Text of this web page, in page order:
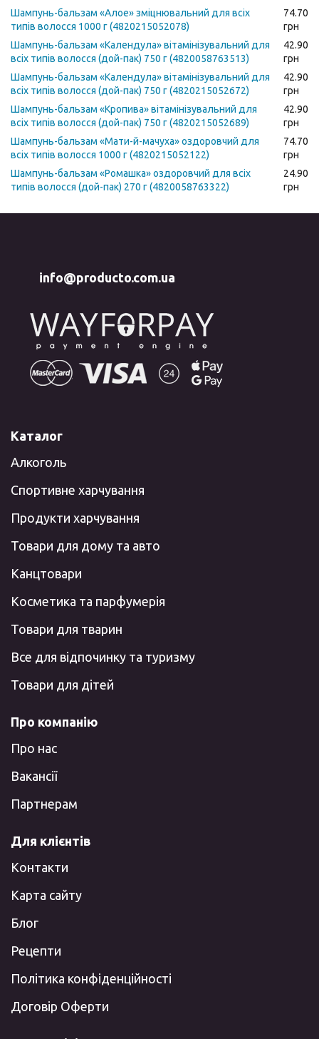
Шампунь-бальзам «Алое» зміцнювальний для всіх
типів волосся 1000 г (4820215052078)
74.70
грн
Шампунь-бальзам «Календула» вітамінізувальний для
всіх типів волосся (дой-пак) 750 г (4820058763513)
42.90
грн
Шампунь-бальзам «Календула» вітамінізувальний для
всіх типів волосся (дой-пак) 750 г (4820215052672)
42.90
грн
Шампунь-бальзам «Кропива» вітамінізувальний для
всіх типів волосся (дой-пак) 750 г (4820215052689)
42.90
грн
Шампунь-бальзам «Мати-й-мачуха» оздоровчий для
всіх типів волосся 1000 г (4820215052122)
74.70
грн
Шампунь-бальзам «Ромашка» оздоровчий для всіх
типів волосся (дой-пак) 270 г (4820058763322)
24.90
грн
info@producto.com.ua
Каталог
Алкоголь
Спортивне харчування
Продукти харчування
Товари для дому та авто
Канцтовари
Косметика та парфумерія
Товари для тварин
Все для відпочинку та туризму
Товари для дітей
Про компанію
Про нас
Вакансії
Партнерам
Для клієнтів
Контакти
Карта сайту
Блог
Рецепти
Політика конфіденційності
Договір Оферти